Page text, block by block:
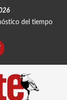
del tiempo